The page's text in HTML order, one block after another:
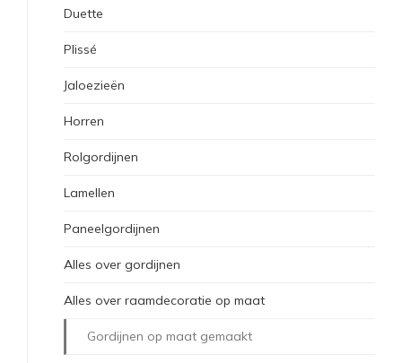
Duette
Plissé
Jaloezieën
Horren
Rolgordijnen
Lamellen
Paneelgordijnen
Alles over gordijnen
Alles over raamdecoratie op maat
Gordijnen op maat gemaakt